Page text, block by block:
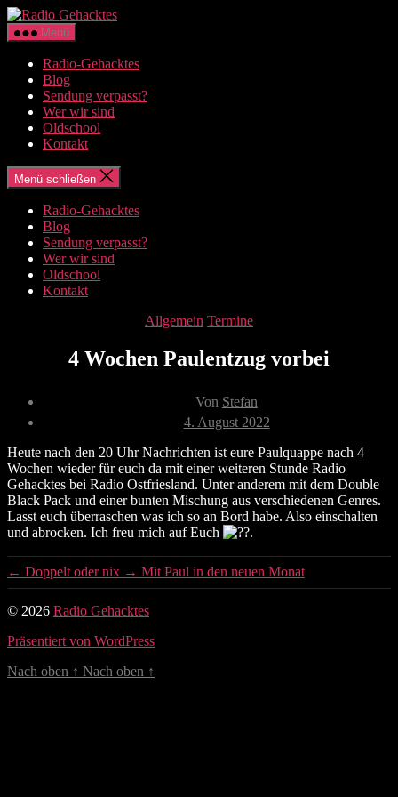
Zum
Inhalt
springen
Radio
Menü
Radio-Gehacktes
Blog
Sendung verpasst?
Wer wir sind
Oldschool
Kontakt
Menü schließen
Radio-Gehacktes
Blog
Sendung verpasst?
Wer wir sind
Oldschool
Kontakt
Kategorien
Allgemein Termine
4 Wochen Paulentzug vorbei
Beitragsautor
Von Stefan
Veröffentlichungsdatum
4. August 2022
Heute nach den 20 Uhr Nachrichten ist eure Paulquappe nach 4
Wochen wieder für euch da mit einer weiteren Stunde Radio
Gehacktes bei Radio Ostfriesland. Unter anderem mit dem Double
Black Pack und einer bunten Mischung aus verschiedenen Genres.
Lasst euch überraschen was ich so an Bord habe. Also einschalten
und abrocken. Ich freu mich auf Euch
.
← Doppelt oder nix → Mit Paul in den neuen Monat
© 2026 Radio Gehacktes
Präsentiert von WordPress
Nach oben ↑ Nach oben ↑